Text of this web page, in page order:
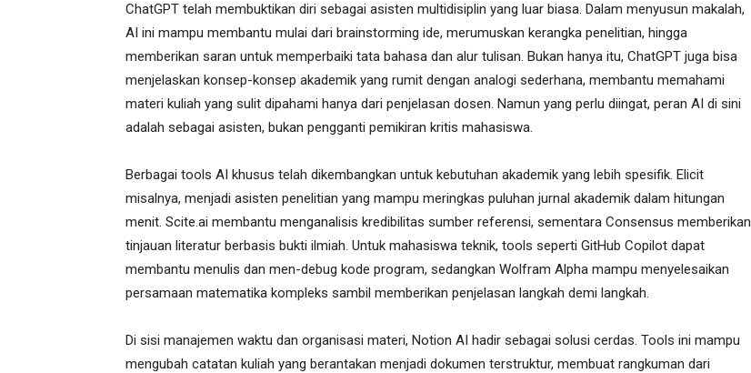
ChatGPT telah membuktikan diri sebagai asisten multidisiplin yang luar biasa. Dalam menyusun makalah,
AI ini mampu membantu mulai dari brainstorming ide, merumuskan kerangka penelitian, hingga
memberikan saran untuk memperbaiki tata bahasa dan alur tulisan. Bukan hanya itu, ChatGPT juga bisa
menjelaskan konsep-konsep akademik yang rumit dengan analogi sederhana, membantu memahami
materi kuliah yang sulit dipahami hanya dari penjelasan dosen. Namun yang perlu diingat, peran AI di sini
adalah sebagai asisten, bukan pengganti pemikiran kritis mahasiswa.
Berbagai tools AI khusus telah dikembangkan untuk kebutuhan akademik yang lebih spesifik. Elicit
misalnya, menjadi asisten penelitian yang mampu meringkas puluhan jurnal akademik dalam hitungan
menit. Scite.ai membantu menganalisis kredibilitas sumber referensi, sementara Consensus memberikan
tinjauan literatur berbasis bukti ilmiah. Untuk mahasiswa teknik, tools seperti GitHub Copilot dapat
membantu menulis dan men-debug kode program, sedangkan Wolfram Alpha mampu menyelesaikan
persamaan matematika kompleks sambil memberikan penjelasan langkah demi langkah.
Di sisi manajemen waktu dan organisasi materi, Notion AI hadir sebagai solusi cerdas. Tools ini mampu
mengubah catatan kuliah yang berantakan menjadi dokumen terstruktur, membuat rangkuman dari